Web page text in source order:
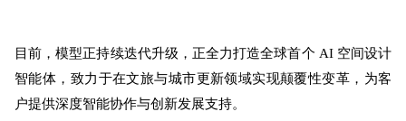
目前，模型正持续迭代升级，正全力打造全球首个 AI 空间设计
智能体，致力于在文旅与城市更新领域实现颠覆性变革，为客
户提供深度智能协作与创新发展支持。